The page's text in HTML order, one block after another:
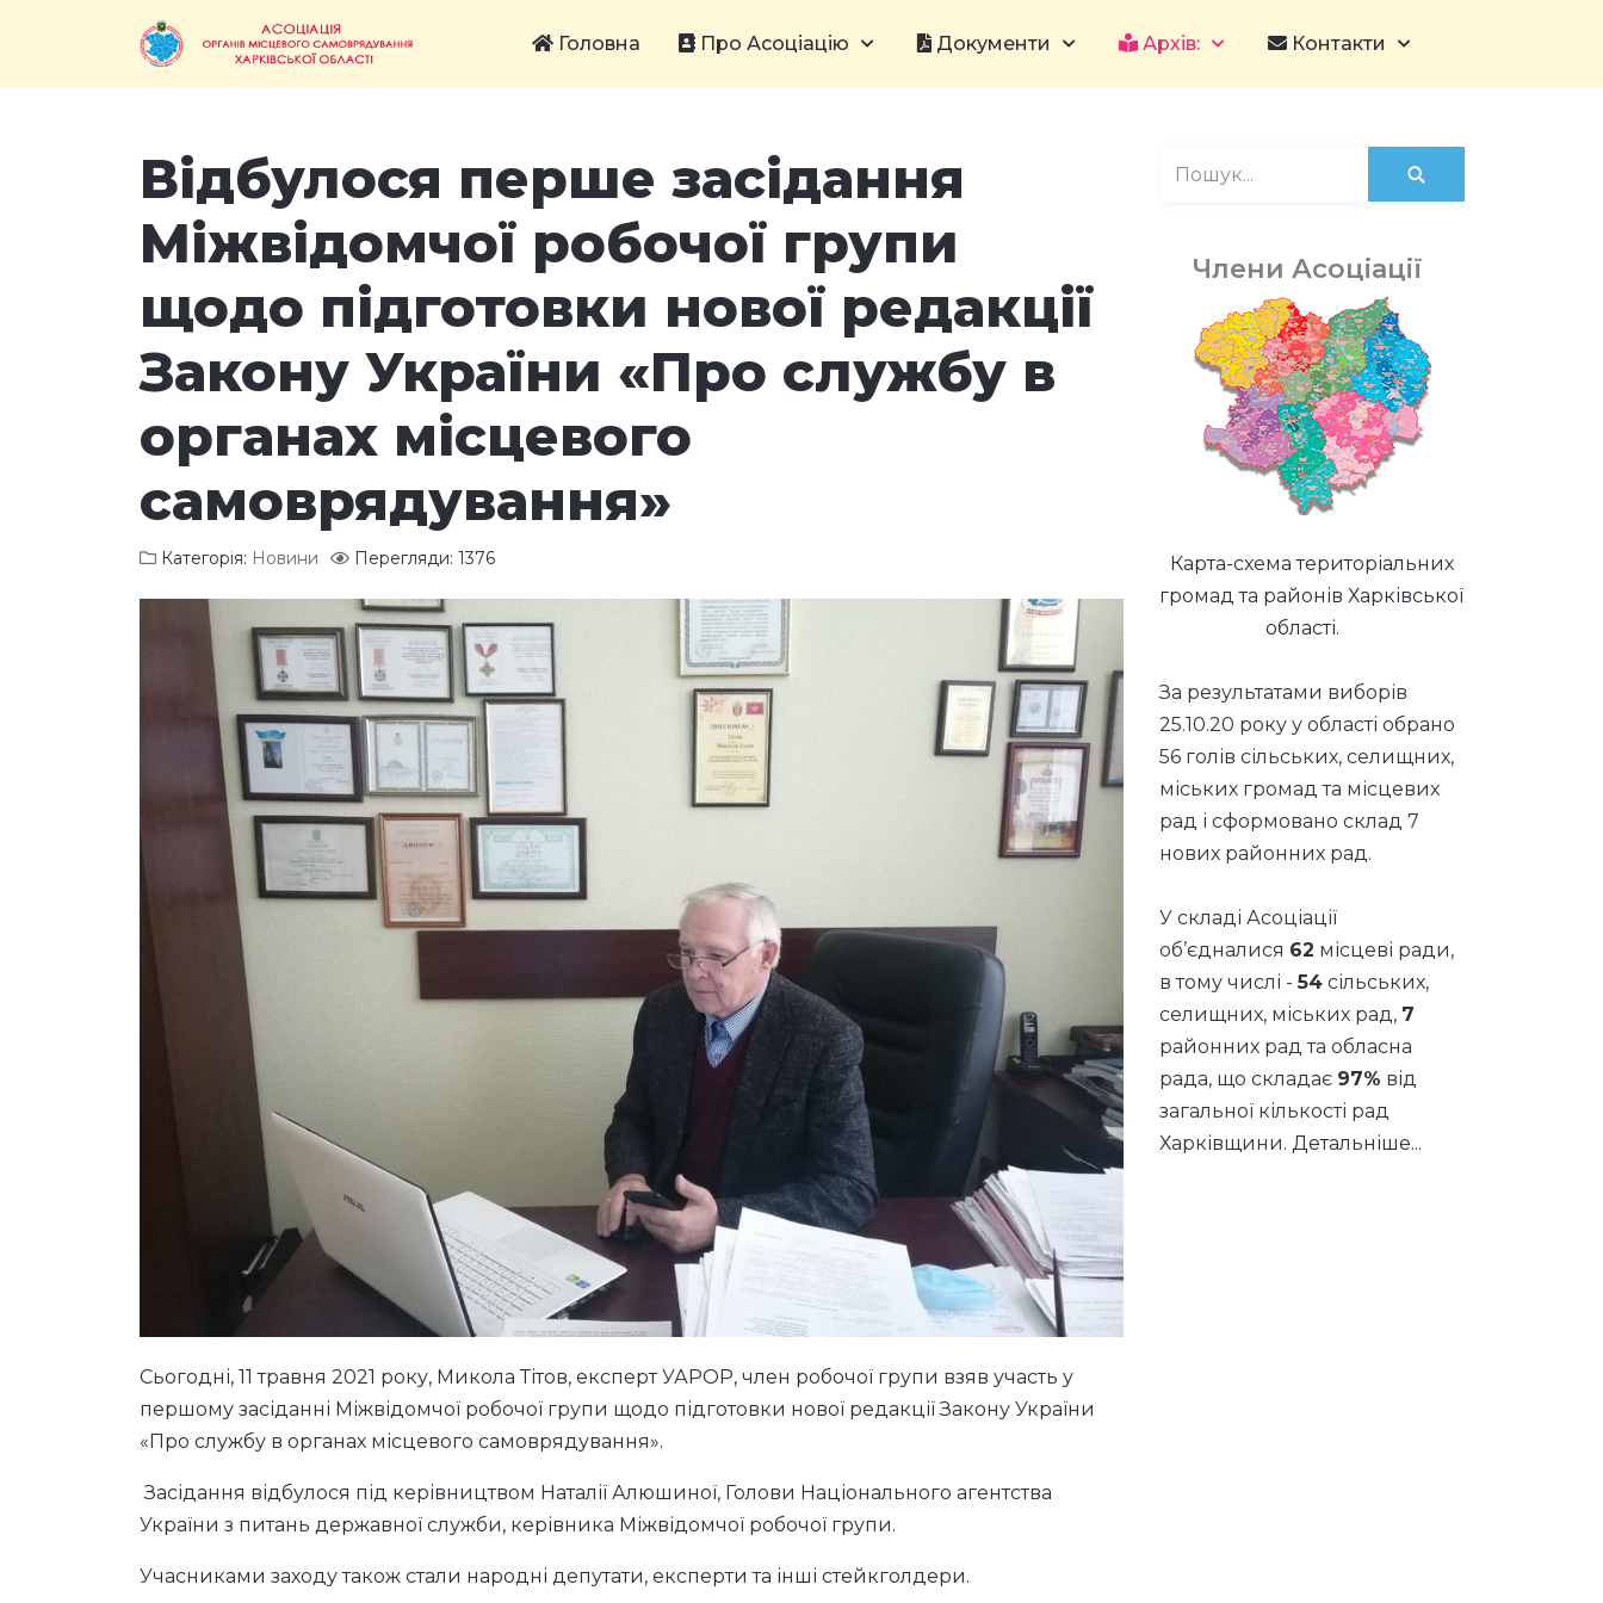
Головна Про Асоціацію Документи Архів: Контакти
Відбулося перше засідання
Міжвідомчої робочої групи
щодо підготовки нової редакції
Закону України «Про службу в
органах місцевого
самоврядування»
Категорія: Новини Перегляди: 1376
Сьогодні, 11 травня 2021 року, Микола Тітов, експерт УАРОР, член робочої групи взяв участь у
першому засіданні Міжвідомчої робочої групи щодо підготовки нової редакції Закону України
«Про службу в органах місцевого самоврядування».
Засідання відбулося під керівництвом Наталії Алюшиної, Голови Національного агентства
України з питань державної служби, керівника Міжвідомчої робочої групи.
Учасниками заходу також стали народні депутати, експерти та інші стейкголдери.
Члени Асоціації
Карта-схема територіальних
громад та районів Харківської
області.
За результатами виборів
25.10.20 року у області обрано
56 голів сільських, селищних,
міських громад та місцевих
рад і сформовано склад 7
нових районних рад.
У складі Асоціації
об’єдналися 62 місцеві ради,
в тому числі -54 сільських,
селищних, міських рад, 7
районних рад та обласна
рада, що складає 97% від
загальної кількості рад
Харківщини. Детальніше...